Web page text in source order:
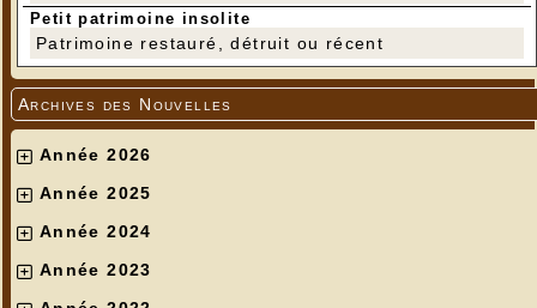
Petit patrimoine insolite
Patrimoine restauré, détruit ou récent
Archives des Nouvelles
Année 2026
Année 2025
Année 2024
Année 2023